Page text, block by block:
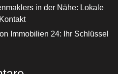
in der Nähe: Lokale
Immobilien 24: Ihr Schlüssel